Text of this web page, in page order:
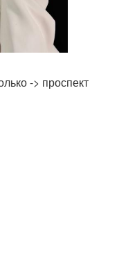
-> проспект